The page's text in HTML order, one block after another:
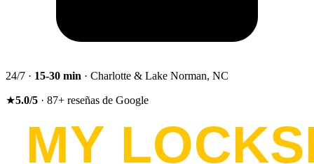
24/7 · 15-30 min · Charlotte & Lake Norman, NC
★5.0/5 · 87+ reseñas de Google